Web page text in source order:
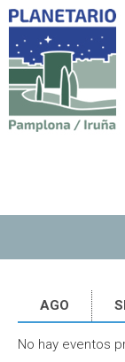
AGO
No hay eventos